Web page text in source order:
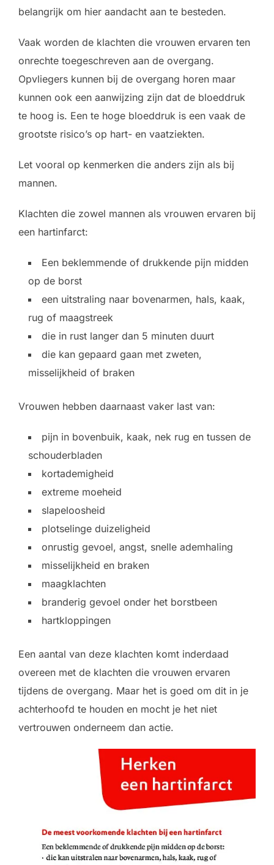
belangrijk om hier aandacht aan te besteden.
Vaak worden de klachten die vrouwen ervaren ten
onrechte toegeschreven aan de overgang.
Opvliegers kunnen bij de overgang horen maar
kunnen ook een aanwijzing zijn dat de bloeddruk
te hoog is. Een te hoge bloeddruk is een vaak de
grootste risico’s op hart- en vaatziekten.
Let vooral op kenmerken die anders zijn als bij
mannen.
Klachten die zowel mannen als vrouwen ervaren bij
een hartinfarct:
Een beklemmende of drukkende pijn midden
op de borst
een uitstraling naar bovenarmen, hals, kaak,
rug of maagstreek
die in rust langer dan 5 minuten duurt
die kan gepaard gaan met zweten,
misselijkheid of braken
Vrouwen hebben daarnaast vaker last van:
pijn in bovenbuik, kaak, nek rug en tussen de
schouderbladen
kortademigheid
extreme moeheid
slapeloosheid
plotselinge duizeligheid
onrustig gevoel, angst, snelle ademhaling
misselijkheid en braken
maagklachten
branderig gevoel onder het borstbeen
hartkloppingen
Een aantal van deze klachten komt inderdaad
overeen met de klachten die vrouwen ervaren
tijdens de overgang. Maar het is goed om dit in je
achterhoofd te houden en mocht je het niet
vertrouwen onderneem dan actie.